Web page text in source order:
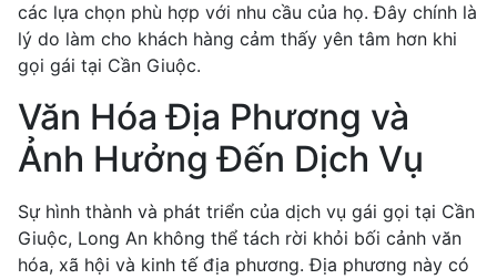
các lựa chọn phù hợp với nhu cầu của họ. Đây chính là
lý do làm cho khách hàng cảm thấy yên tâm hơn khi
gọi gái tại Cần Giuộc.
Văn Hóa Địa Phương và
Ảnh Hưởng Đến Dịch Vụ
Sự hình thành và phát triển của dịch vụ gái gọi tại Cần
Giuộc, Long An không thể tách rời khỏi bối cảnh văn
hóa, xã hội và kinh tế địa phương. Địa phương này có